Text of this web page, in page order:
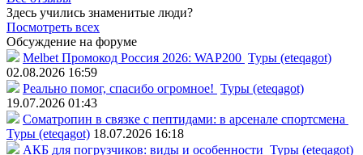
Здесь учились знаменитые люди?
Посмотреть всех
Обсуждение на форуме
Melbet Промокод Россия 2026: WAP200 Туры (eteqagot)
02.08.2026 16:59
Реально помог, спасибо огромное! Туры (eteqagot)
19.07.2026 01:43
Соматропин в связке с пептидами: в арсенале спортсмена
Туры (eteqagot) 18.07.2026 16:18
АКБ для погрузчиков: виды и особенности Туры (eteqagot)